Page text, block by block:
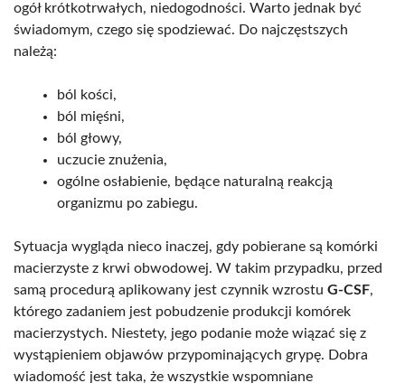
ogół krótkotrwałych, niedogodności. Warto jednak być
świadomym, czego się spodziewać. Do najczęstszych
należą:
ból kości,
ból mięśni,
ból głowy,
uczucie znużenia,
ogólne osłabienie, będące naturalną reakcją
organizmu po zabiegu.
Sytuacja wygląda nieco inaczej, gdy pobierane są komórki
macierzyste z krwi obwodowej. W takim przypadku, przed
samą procedurą aplikowany jest czynnik wzrostu G-CSF,
którego zadaniem jest pobudzenie produkcji komórek
macierzystych. Niestety, jego podanie może wiązać się z
wystąpieniem objawów przypominających grypę. Dobra
wiadomość jest taka, że wszystkie wspomniane